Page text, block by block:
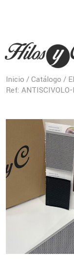
Inicio /Catálogo /
Ref: